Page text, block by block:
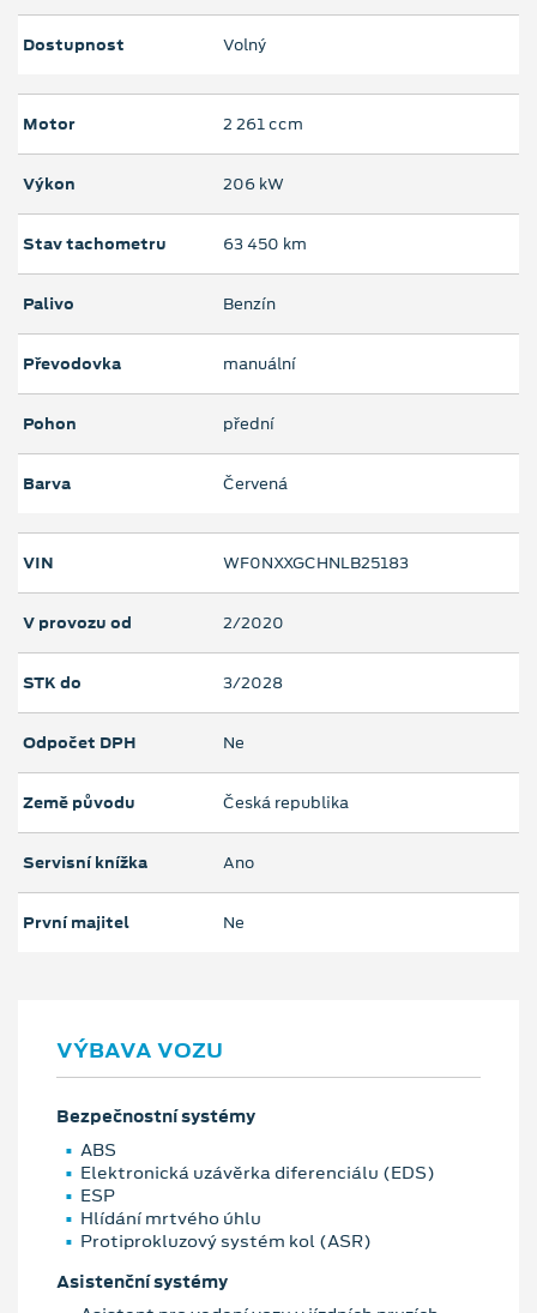
Dostupnost Volný
Motor 2 261 ccm
Výkon 206 kW
Stav tachometru 63 450 km
Palivo Benzín
Převodovka manuální
Pohon přední
Barva Červená
VIN WF0NXXGCHNLB25183
V provozu od 2/2020
STK do 3/2028
Odpočet DPH Ne
Země původu Česká republika
Servisní knížka Ano
První majitel Ne
VÝBAVA VOZU
Bezpečnostní systémy
ABS
Elektronická uzávěrka diferenciálu (EDS)
ESP
Hlídání mrtvého úhlu
Protiprokluzový systém kol (ASR)
Asistenční systémy